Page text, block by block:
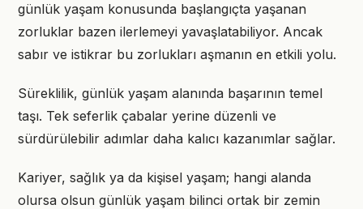
günlük yaşam konusunda başlangıçta yaşanan
zorluklar bazen ilerlemeyi yavaşlatabiliyor. Ancak
sabır ve istikrar bu zorlukları aşmanın en etkili yolu.
Süreklilik, günlük yaşam alanında başarının temel
taşı. Tek seferlik çabalar yerine düzenli ve
sürdürülebilir adımlar daha kalıcı kazanımlar sağlar.
Kariyer, sağlık ya da kişisel yaşam; hangi alanda
olursa olsun günlük yaşam bilinci ortak bir zemin